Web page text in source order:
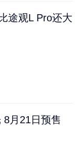
途观L Pro还大
8月21日预售